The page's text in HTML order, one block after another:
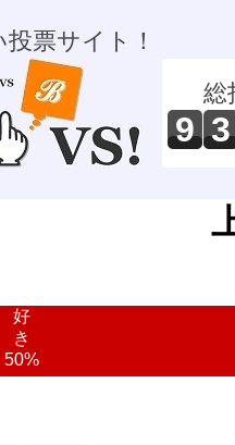
票サイト！
総
9 3
好
き
50%